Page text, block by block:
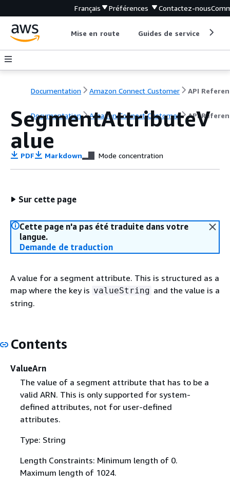
Français Préférences Contactez-nous
Mise en route Guides de service
Documentation Amazon Connect Customer API
Documentation Amazon Connect Customer API
SegmentAttributeV
alue
PDF Markdown Mode concentration
Sur cette page
Cette page n'a pas été traduite dans votre
langue.
Demande de traduction
A value for a segment attribute. This is structured as a
map where the key is valueString and the value is a
string.
Contents
ValueArn
The value of a segment attribute that has to be a
valid ARN. This is only supported for system-
defined attributes, not for user-defined
attributes.
Type: String
Length Constraints: Minimum length of 0.
Maximum length of 1024.